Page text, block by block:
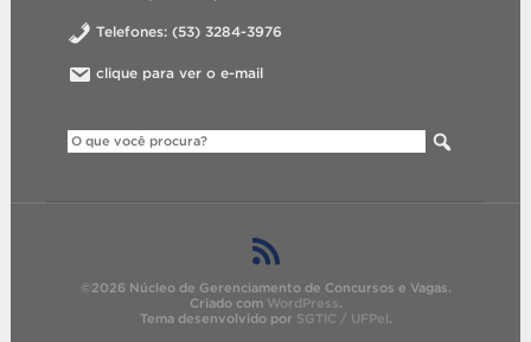
Telefones: (53) 3284-3976
clique para ver o e-mail
©2026 Núcleo de Gerenciamento de Concursos e Vagas.
Criado com WordPress.
Tema desenvolvido por SGTIC / UFPel.